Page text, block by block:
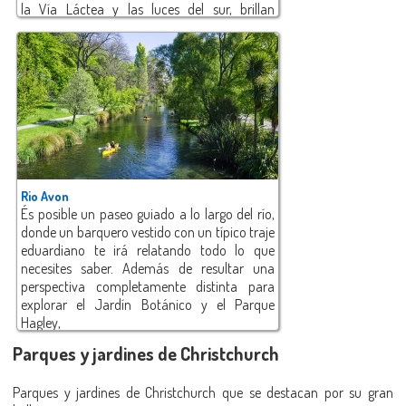
la Vía Láctea y las luces del sur, brillan
Internacional de Cielo Oscuro Aoraki
Mackenzie, declarada Patrimonio de la
Humanidad. Se encuentra a tres horas de
viaje desde Christchurch
Rio Avon
És posible un paseo guiado a lo largo del río,
donde un barquero vestido con un típico traje
eduardiano te irá relatando todo lo que
necesites saber. Además de resultar una
perspectiva completamente distinta para
explorar el Jardín Botánico y el Parque
Hagley,
Parques y jardines de Christchurch
Parques y jardines de Christchurch que se destacan por su gran